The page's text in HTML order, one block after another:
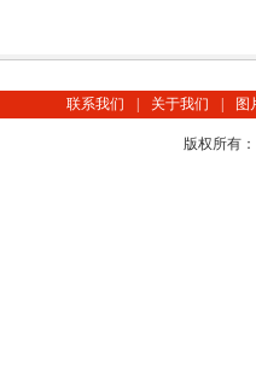
联系我们 关于我们 图
版权所有